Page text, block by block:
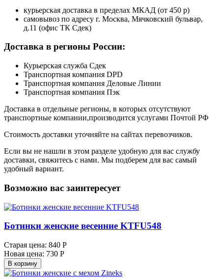
курьерская доставка в пределах МКАД (от 450 р)
самовывоз по адресу г. Москва, Мячковский бульвар,
д.11 (офис ТК Сдек)
Доставка в регионы России:
Курьерская служба Сдек
Транспортная компания DPD
Транспортная компания Деловые Линии
Транспортная компания Пэк
Доставка в отдельные регионы, в которых отсутствуют
транспортные компании,производится услугами Почтой РФ
Стоимость доставки уточняйте на сайтах перевозчиков.
Если вы не нашли в этом разделе удобную для вас службу
доставки, свяжитесь с нами. Мы подберем для вас самый
удобный вариант.
Возможно вас заинтересует
Ботинки женские весенние KTFU548
Старая цена: 840 Р
Новая цена: 730 Р
В корзину